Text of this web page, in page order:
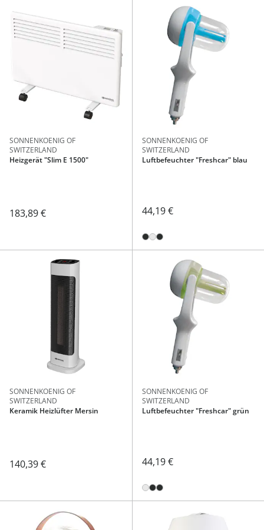
SONNENKOENIG OF
SWITZERLAND
Heizgerät "Slim E 1500"
183,89 €
SONNENKOENIG OF
SWITZERLAND
Luftbefeuchter "Freshcar" blau
44,19 €
SONNENKOENIG OF
SWITZERLAND
Keramik Heizlüfter Mersin
140,39 €
SONNENKOENIG OF
SWITZERLAND
Luftbefeuchter "Freshcar" grün
44,19 €